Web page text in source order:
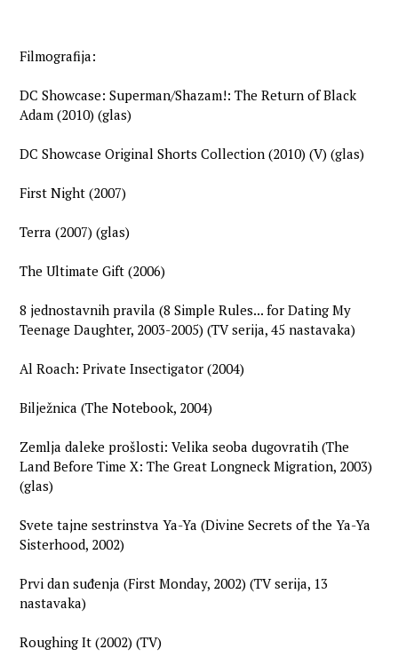
Filmografija:
DC Showcase: Superman/Shazam!: The Return of Black
Adam (2010) (glas)
DC Showcase Original Shorts Collection (2010) (V) (glas)
First Night (2007)
Terra (2007) (glas)
The Ultimate Gift (2006)
8 jednostavnih pravila (8 Simple Rules... for Dating My
Teenage Daughter, 2003-2005) (TV serija, 45 nastavaka)
Al Roach: Private Insectigator (2004)
Bilježnica (The Notebook, 2004)
Zemlja daleke prošlosti: Velika seoba dugovratih (The
Land Before Time X: The Great Longneck Migration, 2003)
(glas)
Svete tajne sestrinstva Ya-Ya (Divine Secrets of the Ya-Ya
Sisterhood, 2002)
Prvi dan suđenja (First Monday, 2002) (TV serija, 13
nastavaka)
Roughing It (2002) (TV)